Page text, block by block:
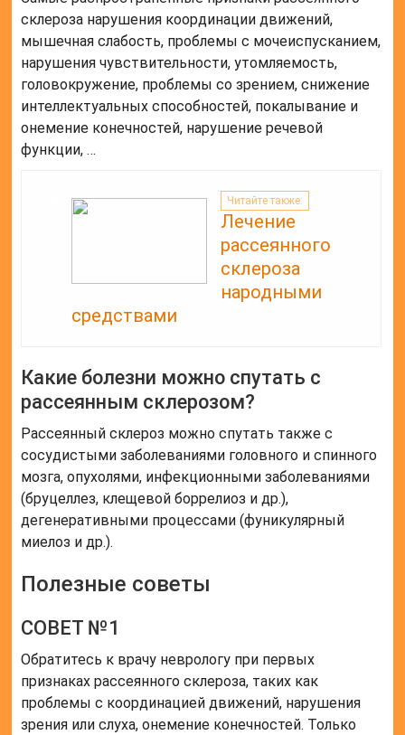
склероза нарушения координации движений,
мышечная слабость, проблемы с мочеиспусканием,
нарушения чувствительности, утомляемость,
головокружение, проблемы со зрением, снижение
интеллектуальных способностей, покалывание и
онемение конечностей, нарушение речевой
функции, …
Читайте также:
Лечение
рассеянного
склероза
народными
средствами
Какие болезни можно спутать с
рассеянным склерозом?
Рассеянный склероз можно спутать также с
сосудистыми заболеваниями головного и спинного
мозга, опухолями, инфекционными заболеваниями
(бруцеллез, клещевой боррелиоз и др.),
дегенеративными процессами (фуникулярный
миелоз и др.).
Полезные советы
СОВЕТ №1
Обратитесь к врачу неврологу при первых
признаках рассеянного склероза, таких как
проблемы с координацией движений, нарушения
зрения или слуха, онемение конечностей. Только